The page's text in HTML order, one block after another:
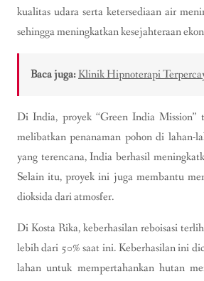
kualitas udara serta ketersediaan air
sehingga meningkatkan kesejahteraan
Baca juga:Klinik Hipnoterapi
Di India, proyek “Green India
melibatkan penanaman pohon di lahan-
yang terencana, India berhasil
Selain itu, proyek ini juga membantu
dioksida dari atmosfer.
Di Kosta Rika, keberhasilan reboisasi
lebih dari 50% saat ini. Keberhasilan ini
lahan untuk mempertahankan hutan